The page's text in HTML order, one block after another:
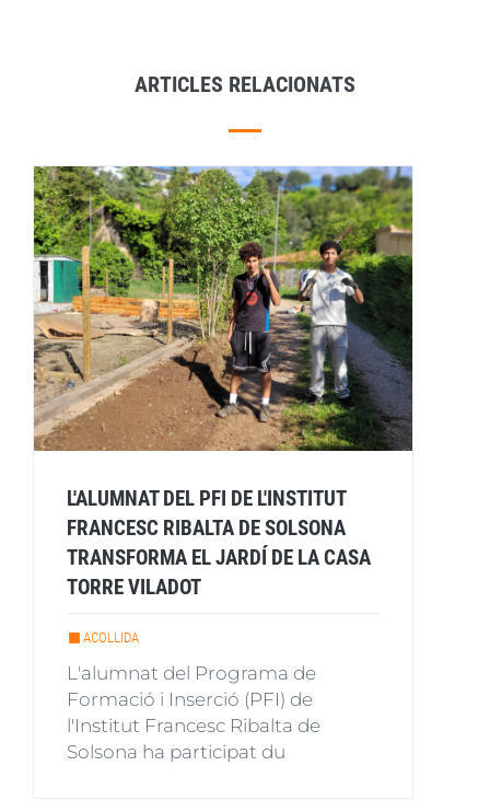
ARTICLES RELACIONATS
L'ALUMNAT DEL PFI DE L'INSTITUT
FRANCESC RIBALTA DE SOLSONA
TRANSFORMA EL JARDÍ DE LA CASA
TORRE VILADOT
ACOLLIDA
L'alumnat del Programa de
Formació i Inserció (PFI) de
l'Institut Francesc Ribalta de
Solsona ha participat du